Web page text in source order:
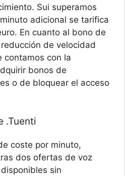
Sui superamos
adicional se tarifica
En cuanto al bono de
de velocidad
contamos con la
bonos de
o de bloquear el acceso
.Tuenti
coste por minuto,
dos ofertas de voz
sin